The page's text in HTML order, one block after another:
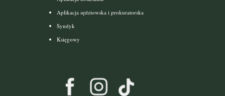
Aplikacja sędziowska i prokuratorska
Syndyk
Księgowy